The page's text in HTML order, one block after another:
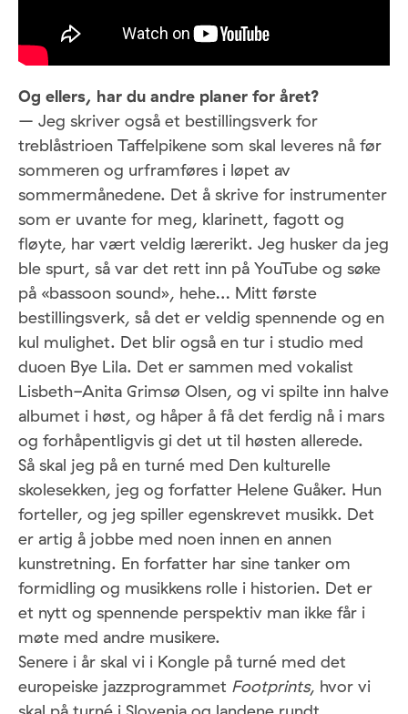
Og ellers, har du andre planer for året?
– Jeg skriver også et bestillingsverk for
treblåstrioen Taffelpikene som skal leveres nå før
sommeren og urframføres i løpet av
sommermånedene. Det å skrive for instrumenter
som er uvante for meg, klarinett, fagott og
fløyte, har vært veldig lærerikt. Jeg husker da jeg
ble spurt, så var det rett inn på YouTube og søke
på «bassoon sound», hehe… Mitt første
bestillingsverk, så det er veldig spennende og en
kul mulighet. Det blir også en tur i studio med
duoen Bye Lila. Det er sammen med vokalist
Lisbeth-Anita Grimsø Olsen, og vi spilte inn halve
albumet i høst, og håper å få det ferdig nå i mars
og forhåpentligvis gi det ut til høsten allerede.
Så skal jeg på en turné med Den kulturelle
skolesekken, jeg og forfatter Helene Guåker. Hun
forteller, og jeg spiller egenskrevet musikk. Det
er artig å jobbe med noen innen en annen
kunstretning. En forfatter har sine tanker om
formidling og musikkens rolle i historien. Det er
et nytt og spennende perspektiv man ikke får i
møte med andre musikere.
Senere i år skal vi i Kongle på turné med det
europeiske jazzprogrammet Footprints, hvor vi